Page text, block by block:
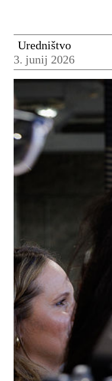
Uredništvo
3. junij 2026